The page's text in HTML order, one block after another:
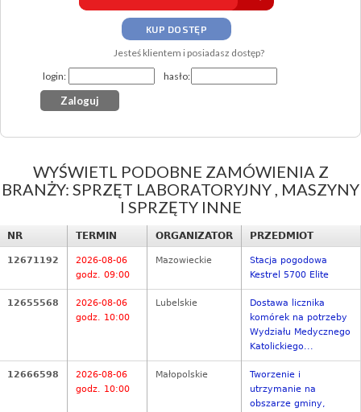
KUP DOSTĘP
Jesteś klientem i posiadasz dostęp?
login:
hasło:
WYŚWIETL PODOBNE ZAMÓWIENIA Z
BRANŻY: SPRZĘT LABORATORYJNY , MASZYNY
I SPRZĘTY INNE
NR TERMIN ORGANIZATOR PRZEDMIOT
12671192
2026-08-06
godz. 09:00
Mazowieckie
Stacja pogodowa
Kestrel 5700 Elite
12655568
2026-08-06
godz. 10:00
Lubelskie
Dostawa licznika
komórek na potrzeby
Wydziału Medycznego
Katolickiego...
12666598
2026-08-06
godz. 10:00
Małopolskie
Tworzenie i
utrzymanie na
obszarze gminy,